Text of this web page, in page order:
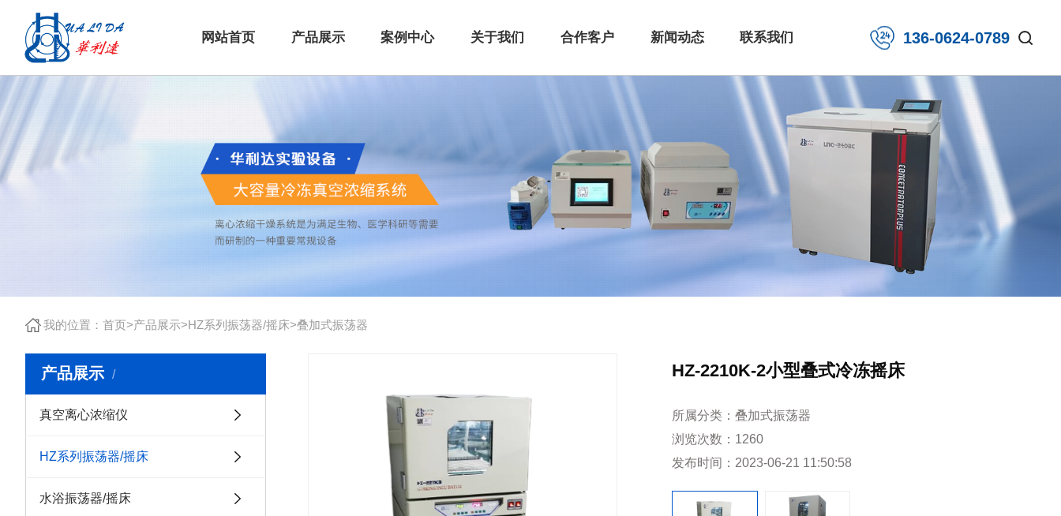
网站首页 产品展示 案例中心 关于我们 合作客户 新闻动态 联系我们 136-0624-0789
我的位置：首页>产品展示>HZ系列振荡器/摇床>叠加式振荡器
产品展示
真空离心浓缩仪
HZ系列振荡器/摇床
水浴振荡器/摇床
HZ-2210K-2小型叠式冷冻摇床
所属分类：叠加式振荡器
浏览次数： 1260
发布时间： 2023-06-21 11:50:58